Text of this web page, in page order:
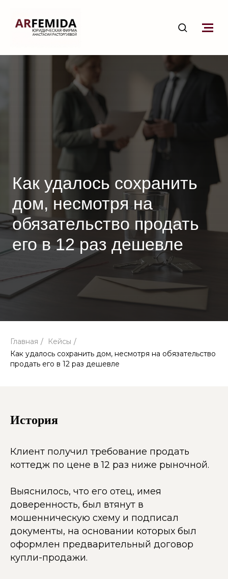
Как удалось сохранить
дом, несмотря на
обязательство продать
его в 12 раз дешевле
Главная / Кейсы /
Как удалось сохранить дом, несмотря на обязательство
продать его в 12 раз дешевле
История
Клиент получил требование продать
коттедж по цене в 12 раз ниже рыночной.
Выяснилось, что его отец, имея
доверенность, был втянут в
мошенническую схему и подписал
документы, на основании которых был
оформлен предварительный договор
купли-продажи.